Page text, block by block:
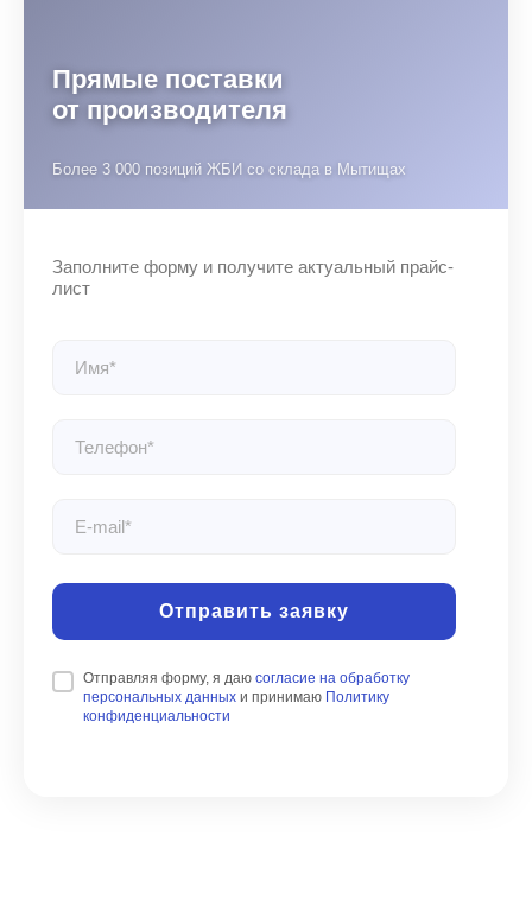
Отправить заявку
Отправляя форму, я даю согласие на обработку
персональных данных и принимаю Политику
конфиденциальности